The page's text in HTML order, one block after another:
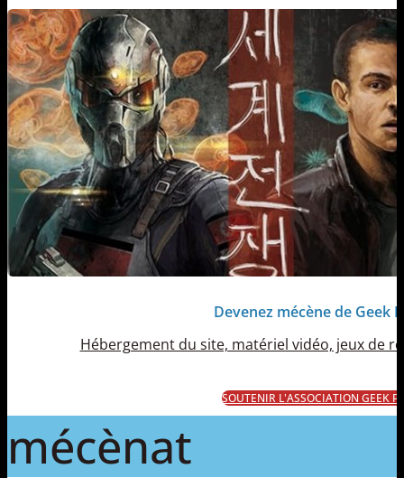
Devenez mécène de Geek
Hébergement du site, matériel vidéo, jeux de
SOUTENIR L'ASSOCIATION GEEK
mécènat